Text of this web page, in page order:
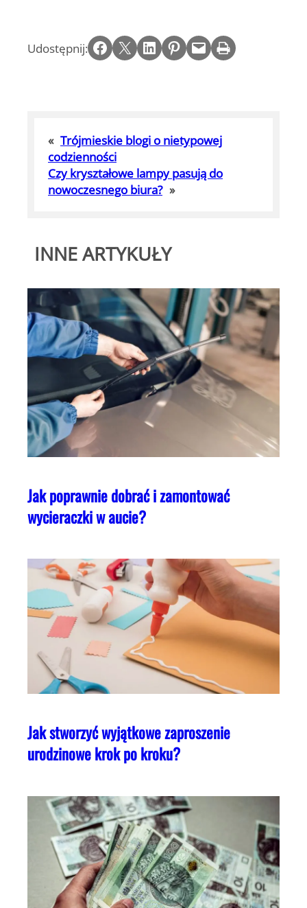
Udostępnij: Share on Facebook Email this Page Share on LinkedIn Share on Pinterest Email this Page Print this Page
« Trójmieskie blogi o nietypowej
codzienności
Czy kryształowe lampy pasują do
nowoczesnego biura? »
INNE ARTYKUŁY
Jak poprawnie dobrać i zamontować
wycieraczki w aucie?
Jak stworzyć wyjątkowe zaproszenie
urodzinowe krok po kroku?